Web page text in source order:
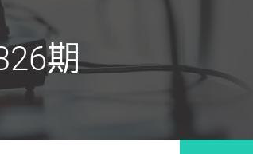
期